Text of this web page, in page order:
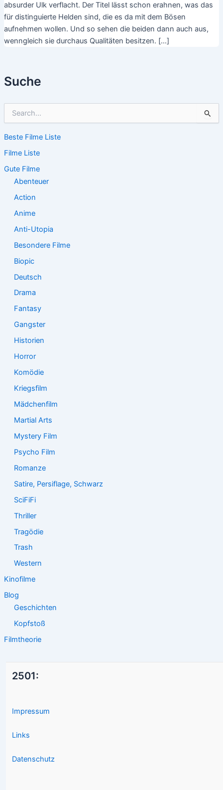
Suche
h
n
n
Beste Filme Liste
Filme Liste
Gute Filme
Abenteuer
Action
Anime
Anti-Utopia
Besondere Filme
Biopic
Deutsch
Drama
Fantasy
Gangster
Historien
Horror
Komödie
Kriegsfilm
Mädchenfilm
Martial Arts
Mystery Film
Psycho Film
Romanze
Satire, Persiflage, Schwarz
SciFiFi
Thriller
Tragödie
Trash
Western
Kinofilme
Blog
Geschichten
Kopfstoß
Filmtheorie
absurder Ulk verflacht. Der Titel lässt schon erahnen, was das
für distinguierte Helden sind, die es da mit dem Bösen
aufnehmen wollen. Und so sehen die beiden dann auch aus,
wenngleich sie durchaus Qualitäten besitzen. […]
2501:
Impressum
Links
Datenschutz